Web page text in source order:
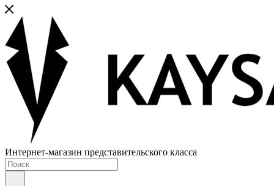
Интернет-магазин представительского класса